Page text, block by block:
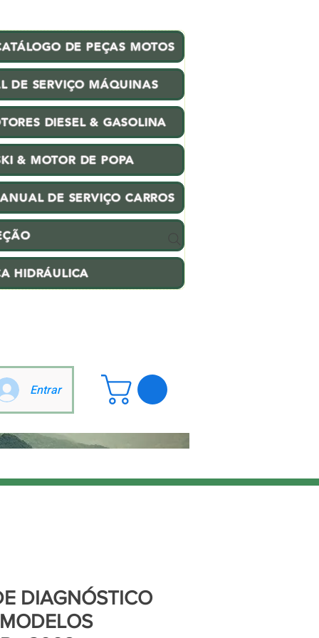
DE PEÇAS MOTOS
DE SERVIÇO MÁQUINAS
DIESEL & GASOLINA
& MOTOR DE POPA
DE SERVIÇO CARROS
HIDRÁULICA
Entrar
DIAGNÓSTICO